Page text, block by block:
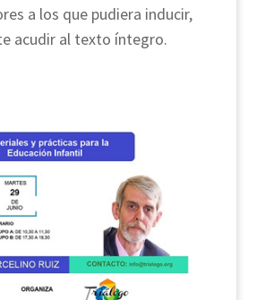
a los que pudiera inducir,
acudir al texto íntegro.